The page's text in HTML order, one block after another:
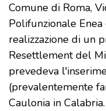
Comune di Roma,
Polifunzionale
realizzazione di un
Resettlement del
prevedeva
(prevalentemente
Caulonia in Calabria.